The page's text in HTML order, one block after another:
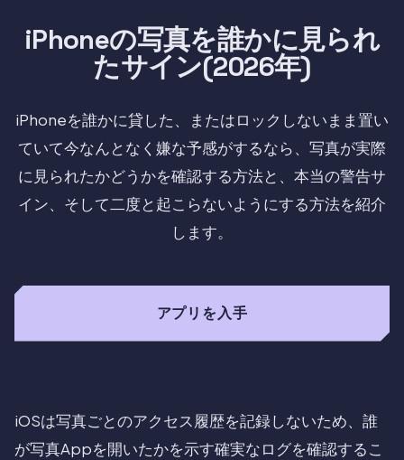
iPhoneの写真を誰かに見られ
たサイン(2026年)
iPhoneを誰かに貸した、またはロックしないまま置い
ていて今なんとなく嫌な予感がするなら、写真が実際
に見られたかどうかを確認する方法と、本当の警告サ
イン、そして二度と起こらないようにする方法を紹介
します。
アプリを入手
iOSは写真ごとのアクセス履歴を記録しないため、誰
が写真Appを開いたかを示す確実なログを確認するこ